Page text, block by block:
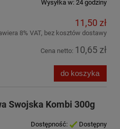
Wysyłka w: 24 godziny
11,50 zł
8% VAT, bez kosztów dostawy
Cena netto: 10,65 zł
do koszyka
Swojska Kombi 300g
Dostępność:
Dostępny